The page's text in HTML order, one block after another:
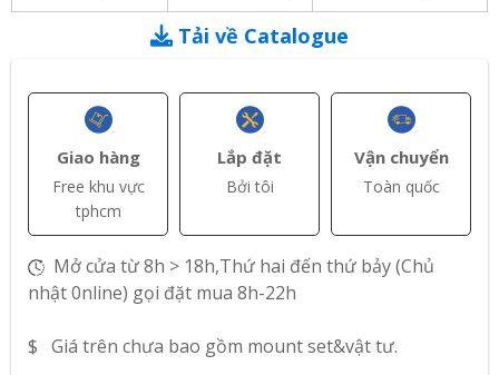
Tải về Catalogue
Giao hàng
Free khu vực
tphcm
Lắp đặt
Bởi tôi
Vận chuyển
Toàn quốc
Mở cửa từ 8h > 18h,Thứ hai đến thứ bảy (Chủ
nhật 0nline) gọi đặt mua 8h-22h
$ Giá trên chưa bao gồm mount set&vật tư.